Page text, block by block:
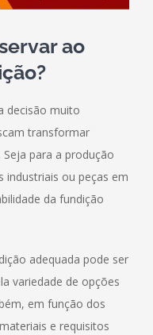
ao
decisão muito
transformar
para a produção
industriais ou peças em
da fundição
adequada pode ser
variedade de opções
em função dos
e requisitos